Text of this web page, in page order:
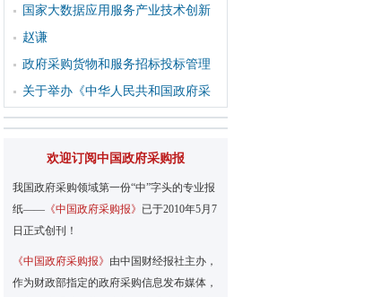
国家大数据应用服务产业技术创新
赵谦
政府采购货物和服务招标投标管理
关于举办《中华人民共和国政府采
欢迎订阅中国政府采购报
我国政府采购领域第一份“中”字头的专业报
纸—— 《中国政府采购报》 已于2010年5月7
日正式创刊！
《中国政府采购报》 由中国财经报社主办，
作为财政部指定的政府采购信息发布媒体，